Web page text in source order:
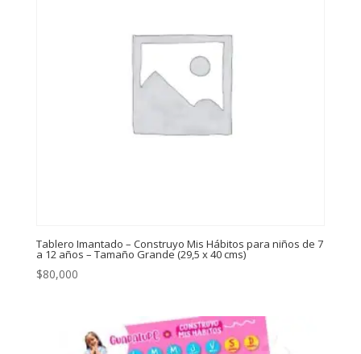
Tablero Imantado – Construyo Mis Hábitos para niños de 7
a 12 años – Tamaño Grande (29,5 x 40 cms)
$80,000